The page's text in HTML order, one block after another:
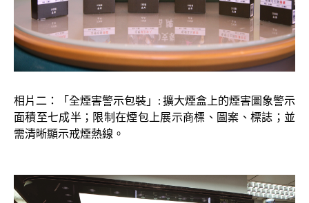
相片二：「全煙害警示包裝」: 擴大煙盒上的煙害圖象警示
面積至七成半；限制在煙包上展示商標、圖案、標誌；並
需清晰顯示戒煙熱線。